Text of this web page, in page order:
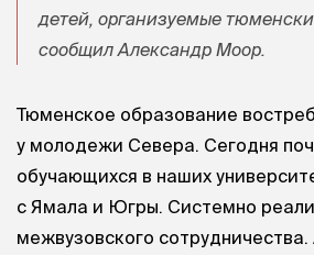
детей, организуемые
сообщил Александр Моор.
Тюменское образование
у молодежи Севера. Сегодня
обучающихся в наших
с Ямала и Югры. Системно
межвузовского сотрудничества.